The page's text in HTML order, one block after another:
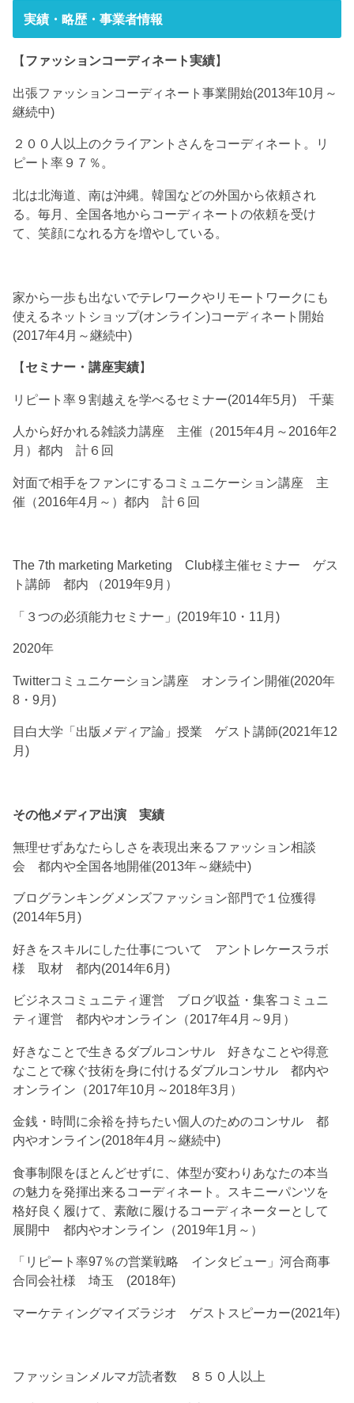
実績・略歴・事業者情報
【 ファッションコーディネート実績】
出張ファッションコーディネート事業開始(2013年10月～
継続中)
２００人以上のクライアントさんをコーディネート。リ
ピート率９７％。
北は北海道、南は沖縄。韓国などの外国から依頼され
る。毎月、全国各地からコーディネートの依頼を受け
て、笑顔になれる方を増やしている。
家から一歩も出ないでテレワークやリモートワークにも
使えるネットショップ(オンライン)コーディネート開始
(2017年4月～継続中)
【セミナー・講座実績】
リピート率９割越えを学べるセミナー(2014年5月) 千葉
人から好かれる雑談力講座 主催（2015年4月～2016年2
月）都内 計６回
対面で相手をファンにするコミュニケーション講座 主
催（2016年4月～）都内 計６回
The 7th marketing Marketing Club様主催セミナー ゲス
ト講師 都内 （2019年9月）
「３つの必須能力セミナー」(2019年10・11月)
2020年
Twitterコミュニケーション講座 オンライン開催(2020年
8・9月)
目白大学「出版メディア論」授業 ゲスト講師(2021年12
月)
その他メディア出演 実績
無理せずあなたらしさを表現出来るファッション相談
会 都内や全国各地開催(2013年～継続中)
ブログランキングメンズファッション部門で１位獲得
(2014年5月)
好きをスキルにした仕事について アントレケースラボ
様 取材 都内(2014年6月)
ビジネスコミュニティ運営 ブログ収益・集客コミュニ
ティ運営 都内やオンライン（2017年4月～9月）
好きなことで生きるダブルコンサル 好きなことや得意
なことで稼ぐ技術を身に付けるダブルコンサル 都内や
オンライン（2017年10月～2018年3月）
金銭・時間に余裕を持ちたい個人のためのコンサル 都
内やオンライン(2018年4月～継続中)
食事制限をほとんどせずに、体型が変わりあなたの本当
の魅力を発揮出来るコーディネート。スキニーパンツを
格好良く履けて、素敵に履けるコーディネーターとして
展開中 都内やオンライン（2019年1月～）
「リピート率97％の営業戦略 インタビュー」河合商事
合同会社様 埼玉 (2018年)
マーケティングマイズラジオ ゲストスピーカー(2021年)
ファッションメルマガ読者数 ８５０人以上